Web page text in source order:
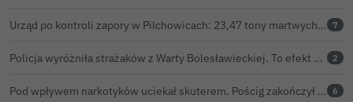
Urząd po kontroli zapory w Pilchowicach: 23,47 tony martwych ryb i zawiadomienie do prokuratury 7
Policja wyróżniła strażaków z Warty Bolesławieckiej. To efekt nocnej akcji, która zakończyła się sukcesem 2
Pod wpływem narkotyków uciekał skuterem. Pościg zakończył w polu kukurydzy 6